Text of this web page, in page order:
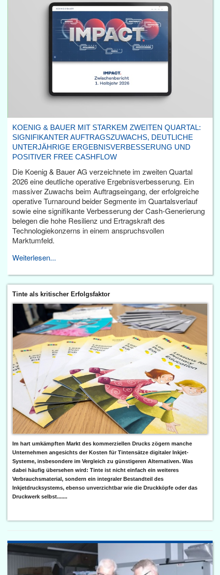
KOENIG & BAUER MIT STARKEM ZWEITEN QUARTAL:
SIGNIFIKANTER AUFTRAGSZUWACHS, DEUTLICHE
UNTERJÄHRIGE ERGEBNISVERBESSERUNG UND
POSITIVER FREE CASHFLOW
Die Koenig & Bauer AG verzeichnete im zweiten Quartal
2026 eine deutliche operative Ergebnisverbesserung. Ein
massiver Zuwachs beim Auftragseingang, der erfolgreiche
operative Turnaround beider Segmente im Quartalsverlauf
sowie eine signifikante Verbesserung der Cash-Generierung
belegen die hohe Resilienz und Ertragskraft des
Technologiekonzerns in einem anspruchsvollen
Marktumfeld.
Weiterlesen...
Tinte als kritischer Erfolgsfaktor
Im hart umkämpften Markt des kommerziellen Drucks zögern manche
Unternehmen angesichts der Kosten für Tintensätze digitaler Inkjet-
Systeme, insbesondere im Vergleich zu günstigeren Alternativen. Was
dabei häufig übersehen wird: Tinte ist nicht einfach ein weiteres
Verbrauchsmaterial, sondern ein integraler Bestandteil des
Inkjetdrucksystems, ebenso unverzichtbar wie die Druckköpfe oder das
Druckwerk selbst.......